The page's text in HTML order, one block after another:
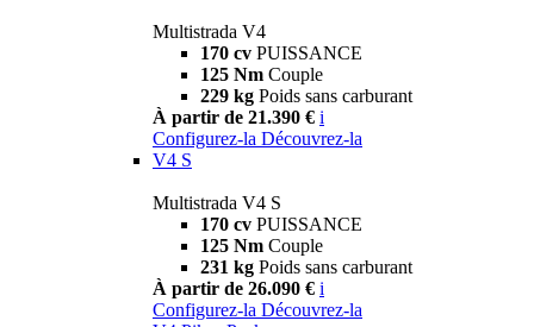
Multistrada V4
170 cv PUISSANCE
125 Nm Couple
229 kg Poids sans carburant
À partir de 21.390 € i
Configurez-la Découvrez-la
V4 S
Multistrada V4 S
170 cv PUISSANCE
125 Nm Couple
231 kg Poids sans carburant
À partir de 26.090 € i
Configurez-la Découvrez-la